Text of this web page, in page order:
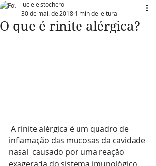
O que é rinite alérgica?
luciele stochero
30 de mai. de 2018 1 min de leitura
inflamação das mucosas da cavidade
nasal  causado por uma reação
exagerada do sistema imunológico